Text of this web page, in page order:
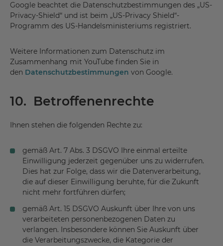
Google beachtet die Datenschutzbestimmungen des „US-
Privacy-Shield“ und ist beim „US-Privacy Shield“-
Programm des US-Handelsministeriums registriert.
Weitere Informationen zum Datenschutz im
Zusammenhang mit YouTube finden Sie in
den Datenschutzbestimmungen von Google.
10. Betroffenenrechte
Ihnen stehen die folgenden Rechte zu:
gemäß Art. 7 Abs. 3 DSGVO Ihre einmal erteilte
Einwilligung jederzeit gegenüber uns zu widerrufen.
Dies hat zur Folge, dass wir die Datenverarbeitung,
die auf dieser Einwilligung beruhte, für die Zukunft
nicht mehr fortführen dürfen;
gemäß Art. 15 DSGVO Auskunft über Ihre von uns
verarbeiteten personenbezogenen Daten zu
verlangen. Insbesondere können Sie Auskunft über
die Verarbeitungszwecke, die Kategorie der